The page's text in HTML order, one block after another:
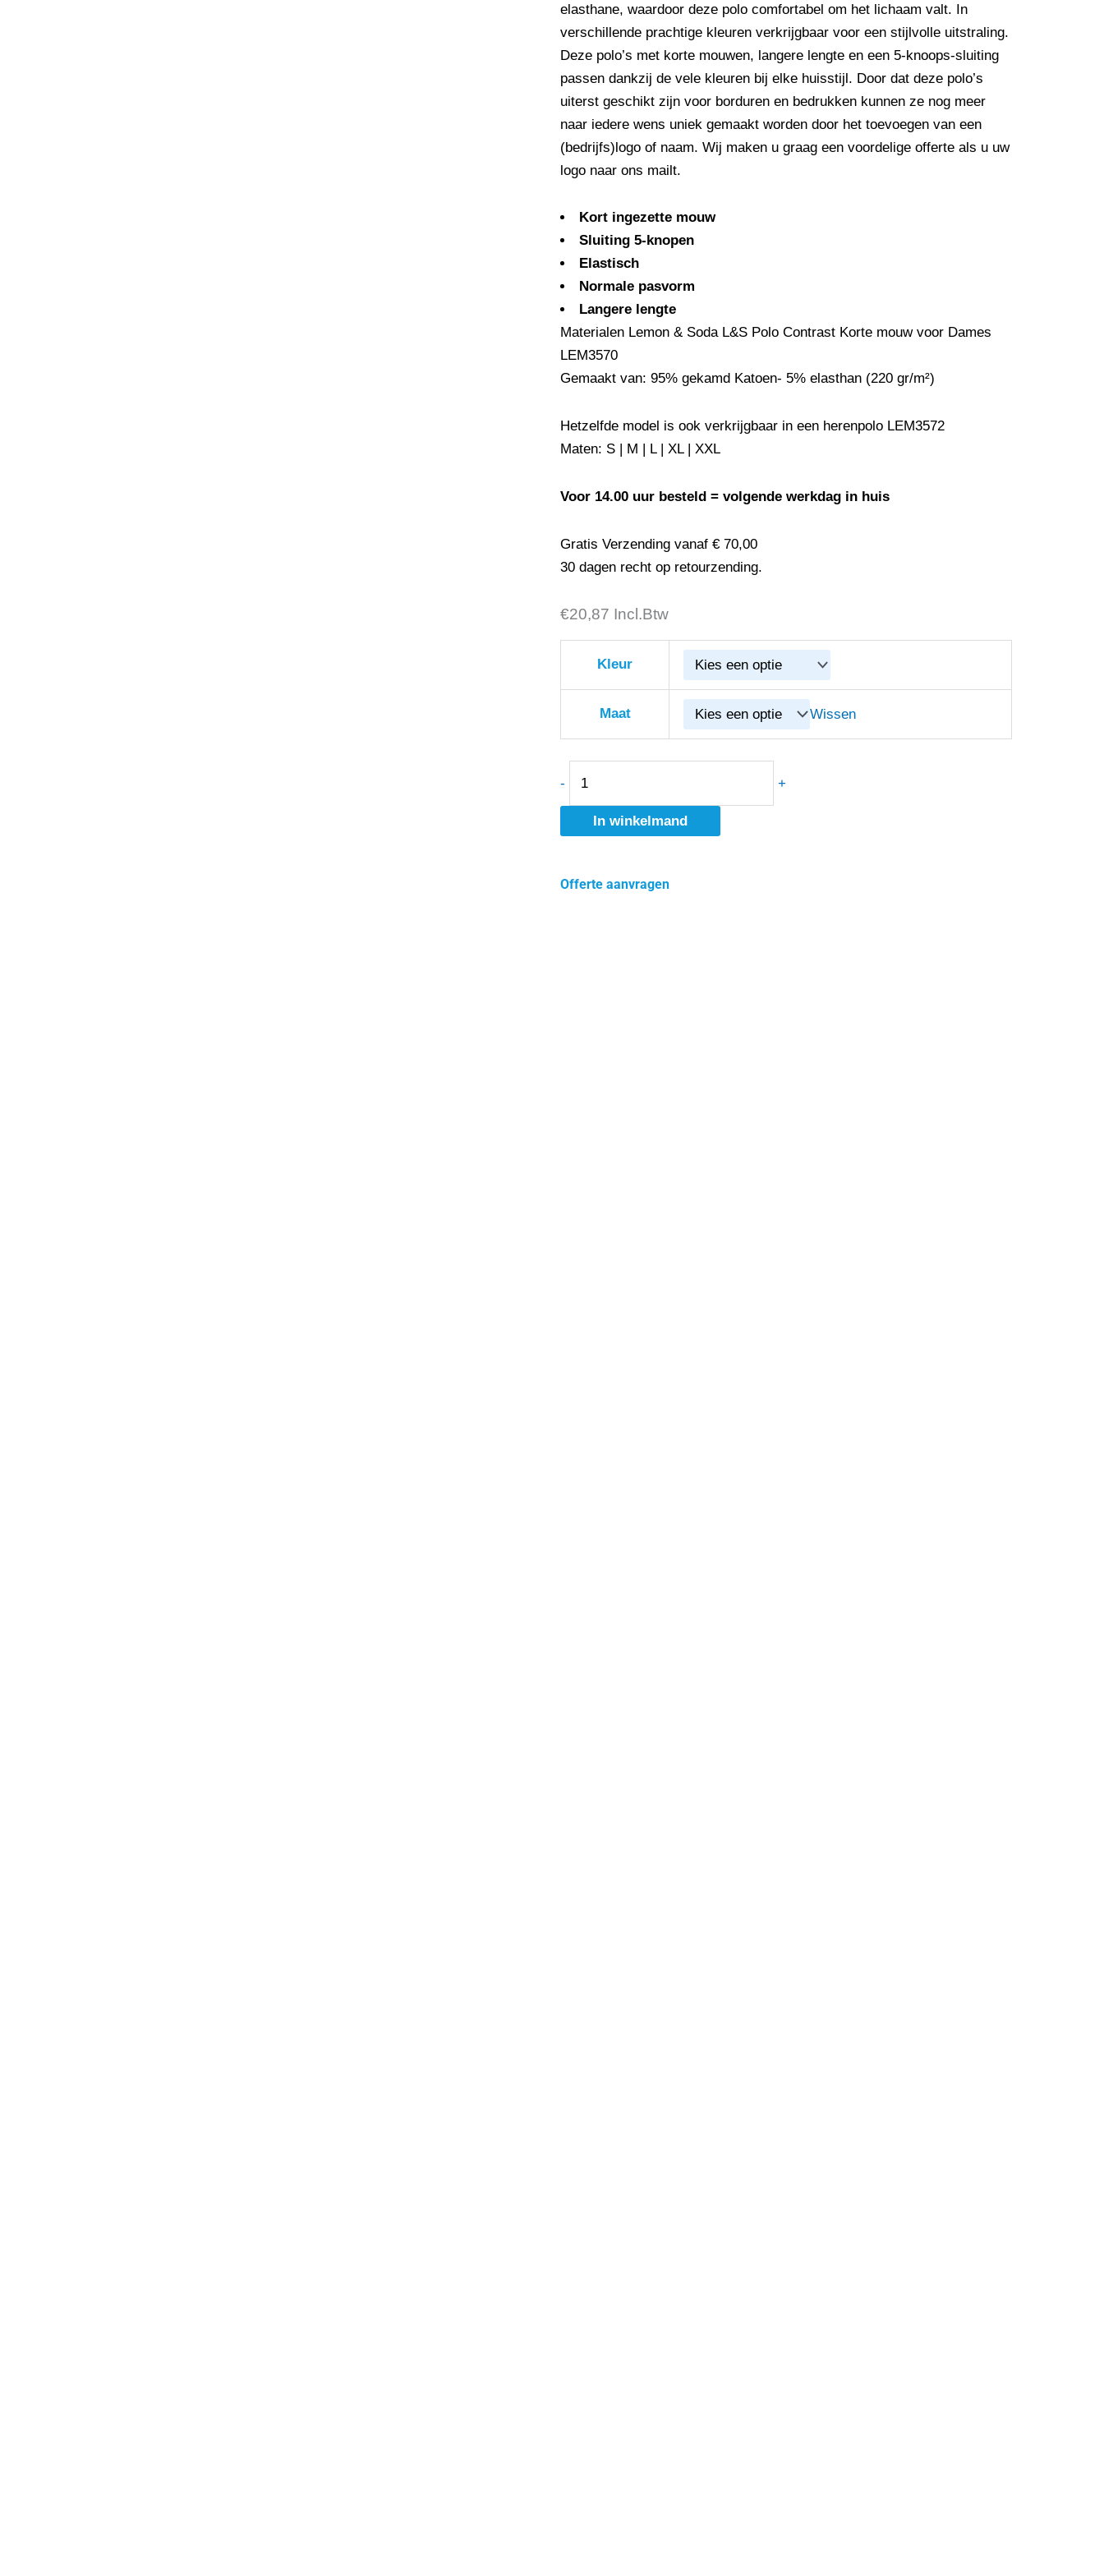
elasthane, waardoor deze polo comfortabel om het lichaam valt. In
verschillende prachtige kleuren verkrijgbaar voor een stijlvolle uitstraling.
Deze polo’s met korte mouwen, langere lengte en een 5-knoops-sluiting
passen dankzij de vele kleuren bij elke huisstijl. Door dat deze polo’s
uiterst geschikt zijn voor borduren en bedrukken kunnen ze nog meer
naar iedere wens uniek gemaakt worden door het toevoegen van een
(bedrijfs)logo of naam. Wij maken u graag een voordelige offerte als u uw
logo naar ons mailt.
Kort ingezette mouw
Sluiting 5-knopen
Elastisch
Normale pasvorm
Langere lengte
Materialen Lemon & Soda L&S Polo Contrast Korte mouw voor Dames
LEM3570
Gemaakt van: 95% gekamd Katoen- 5% elasthan (220 gr/m²)
Hetzelfde model is ook verkrijgbaar in een herenpolo LEM3572
Maten: S | M | L | XL | XXL
Voor 14.00 uur besteld = volgende werkdag in huis
Gratis Verzending vanaf € 70,00
30 dagen recht op retourzending.
€20,87 Incl.Btw
Kleur
Maat Wissen
-
Lemon
&
Soda
Basic
Mouw
Dames
aantal
+
In winkelmand
Offerte aanvragen